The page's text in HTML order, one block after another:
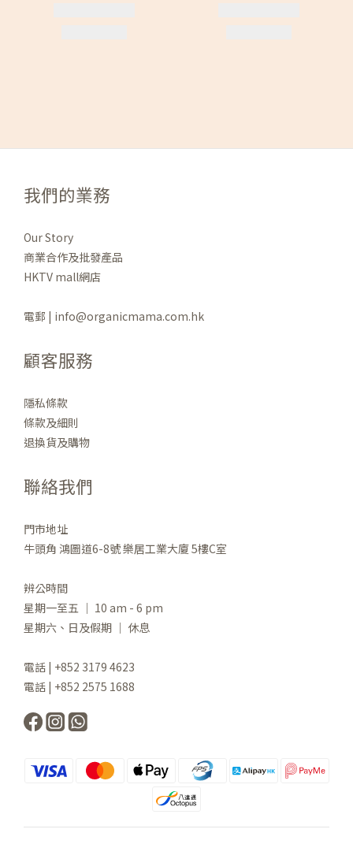
我們的業務
Our Story
商業合作及批發產品
HKTV mall網店
電郵 | info@organicmama.com.hk
顧客服務
隱私條款
條款及細則
退換貨及購物
聯絡我們
門市地址
牛頭角 鴻圖道6-8號 樂居工業大廈 5樓C室
辨公時間
星期一至五 ｜ 10 am - 6 pm
星期六、日及假期 ｜ 休息
電話 | +852 3179 4623
電話 | +852 2575 1688